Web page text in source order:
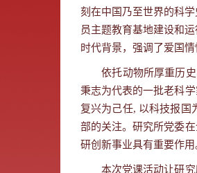
刻在中国乃至世界的科
员主题教育基地建设和
时代背景，强调了爱国情
依托动物所厚重历
秉志为代表的一批老科
复兴为己任, 以科技报国
部的关注。研究所党委
研创新事业具有重要作用
本次党课活动让研究所